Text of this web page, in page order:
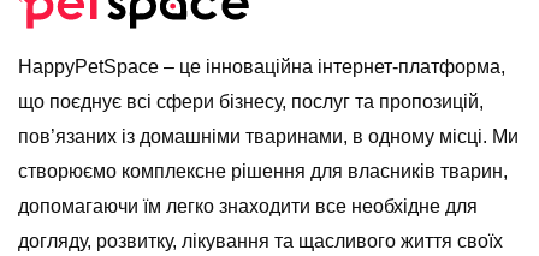
HappyPetSpace – це інноваційна інтернет-платформа,
що поєднує всі сфери бізнесу, послуг та пропозицій,
пов’язаних із домашніми тваринами, в одному місці. Ми
створюємо комплексне рішення для власників тварин,
допомагаючи їм легко знаходити все необхідне для
догляду, розвитку, лікування та щасливого життя своїх